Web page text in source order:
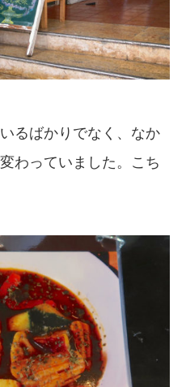
るばかりでなく、なか
わっていました。こち